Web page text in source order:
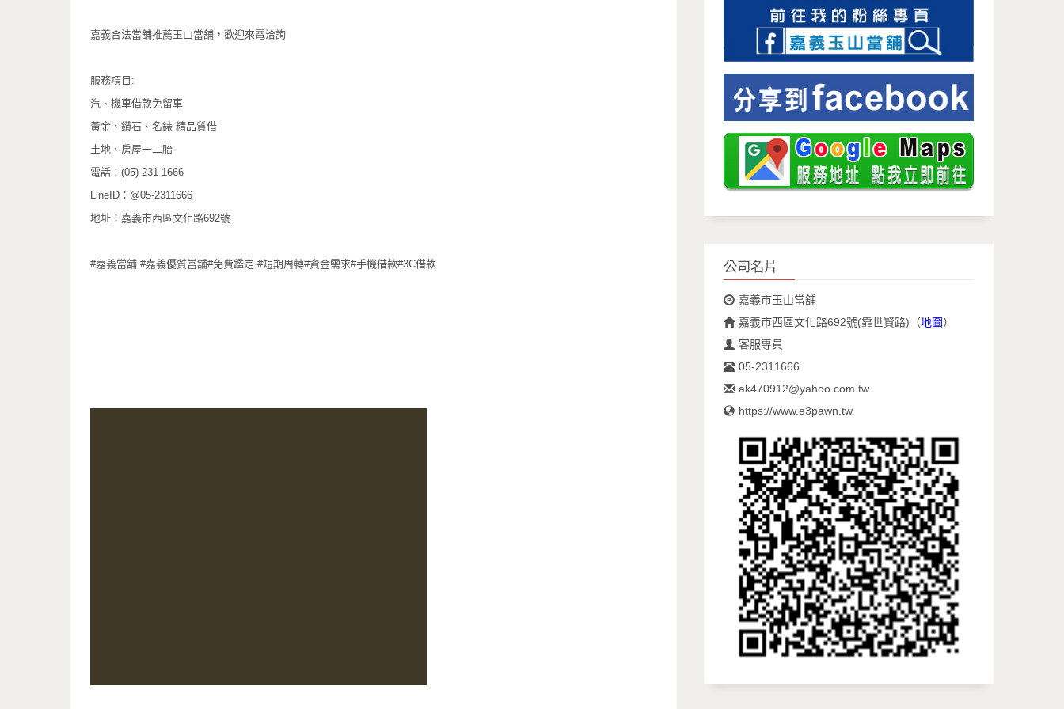
嘉義合法當舖推薦玉山當舖，歡迎來電洽詢
服務項目:
汽、機車借款免留車
黃金、鑽石、名錶 精品質借
土地、房屋一二胎
電話：(05) 231-1666
LineID：@05-2311666
地址：嘉義市西區文化路692號
#嘉義當舖 #嘉義優質當舖#免費鑑定 #短期周轉#資金需求#手機借款#3C借款 公司名片
嘉義市玉山當舖
嘉義市西區文化路692號(靠世賢路) （地圖）
客服專員
05-2311666
ak470912@yahoo.com.tw
https://www.e3pawn.tw